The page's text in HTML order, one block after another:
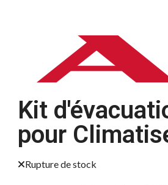
Kit
pour
Rupture de stock